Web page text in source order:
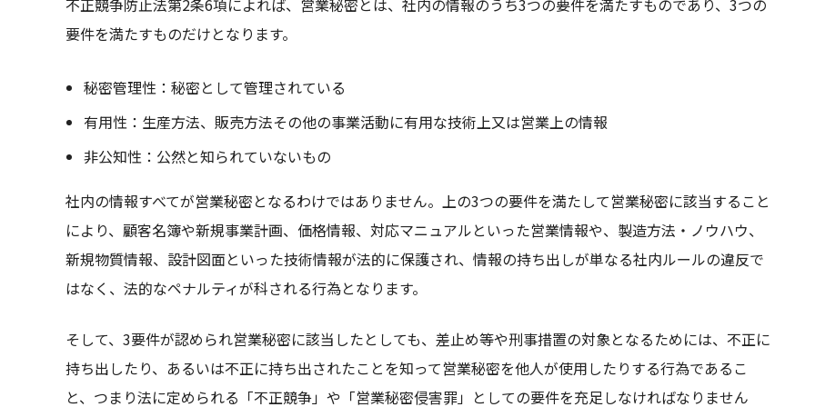
不正競争防止法第2条6項によれば、営業秘密とは、社内の情報のうち3つの要件を満たすものであり、3つの
要件を満たすものだけとなります。
秘密管理性：秘密として管理されている
有用性：生産方法、販売方法その他の事業活動に有用な技術上又は営業上の情報
非公知性：公然と知られていないもの
社内の情報すべてが営業秘密となるわけではありません。上の3つの要件を満たして営業秘密に該当すること
により、顧客名簿や新規事業計画、価格情報、対応マニュアルといった営業情報や、製造方法・ノウハウ、
新規物質情報、設計図面といった技術情報が法的に保護され、情報の持ち出しが単なる社内ルールの違反で
はなく、法的なペナルティが科される行為となります。
そして、3要件が認められ営業秘密に該当したとしても、差止め等や刑事措置の対象となるためには、不正に
持ち出したり、あるいは不正に持ち出されたことを知って営業秘密を他人が使用したりする行為であるこ
と、つまり法に定められる「不正競争」や「営業秘密侵害罪」としての要件を充足しなければなりません